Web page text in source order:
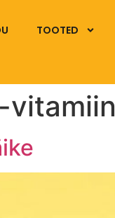
TOOTED
vitamiin